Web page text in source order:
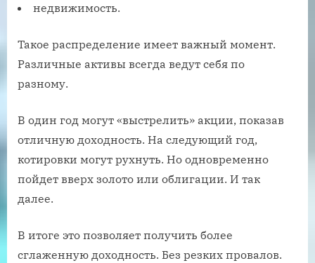
недвижимость.
Такое распределение имеет важный момент.
Различные активы всегда ведут себя по
разному.
В один год могут «выстрелить» акции, показав
отличную доходность. На следующий год,
котировки могут рухнуть. Но одновременно
пойдет вверх золото или облигации. И так
далее.
В итоге это позволяет получить более
сглаженную доходность. Без резких провалов.